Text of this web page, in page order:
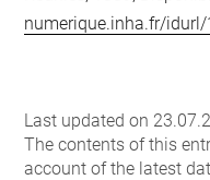
numerique.inha.fr/
Last updated on
The contents of this
account of the latest